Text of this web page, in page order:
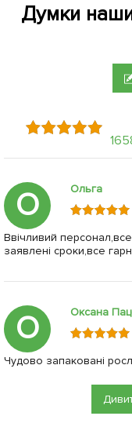
Думки
О Ольга
Ввічливий
заявлені сроки,все
О Оксана
Чудово запаковані